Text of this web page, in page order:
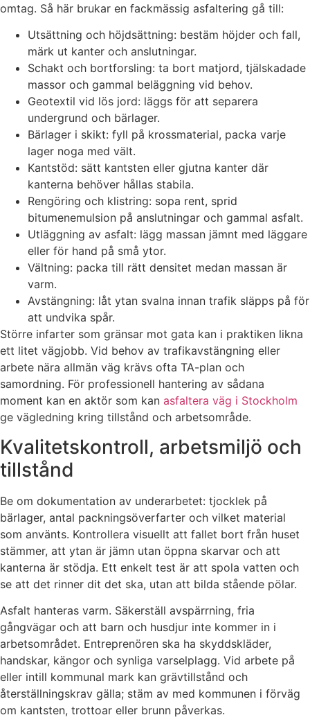
omtag. Så här brukar en fackmässig asfaltering gå till:
Utsättning och höjdsättning: bestäm höjder och fall,
märk ut kanter och anslutningar.
Schakt och bortforsling: ta bort matjord, tjälskadade
massor och gammal beläggning vid behov.
Geotextil vid lös jord: läggs för att separera
undergrund och bärlager.
Bärlager i skikt: fyll på krossmaterial, packa varje
lager noga med vält.
Kantstöd: sätt kantsten eller gjutna kanter där
kanterna behöver hållas stabila.
Rengöring och klistring: sopa rent, sprid
bitumenemulsion på anslutningar och gammal asfalt.
Utläggning av asfalt: lägg massan jämnt med läggare
eller för hand på små ytor.
Vältning: packa till rätt densitet medan massan är
varm.
Avstängning: låt ytan svalna innan trafik släpps på för
att undvika spår.
Större infarter som gränsar mot gata kan i praktiken likna
ett litet vägjobb. Vid behov av trafikavstängning eller
arbete nära allmän väg krävs ofta TA-plan och
samordning. För professionell hantering av sådana
moment kan en aktör som kan asfaltera väg i Stockholm
ge vägledning kring tillstånd och arbetsområde.
Kvalitetskontroll, arbetsmiljö och
tillstånd
Be om dokumentation av underarbetet: tjocklek på
bärlager, antal packningsöverfarter och vilket material
som använts. Kontrollera visuellt att fallet bort från huset
stämmer, att ytan är jämn utan öppna skarvar och att
kanterna är stödja. Ett enkelt test är att spola vatten och
se att det rinner dit det ska, utan att bilda stående pölar.
Asfalt hanteras varm. Säkerställ avspärrning, fria
gångvägar och att barn och husdjur inte kommer in i
arbetsområdet. Entreprenören ska ha skyddskläder,
handskar, kängor och synliga varselplagg. Vid arbete på
eller intill kommunal mark kan grävtillstånd och
återställningskrav gälla; stäm av med kommunen i förväg
om kantsten, trottoar eller brunn påverkas.